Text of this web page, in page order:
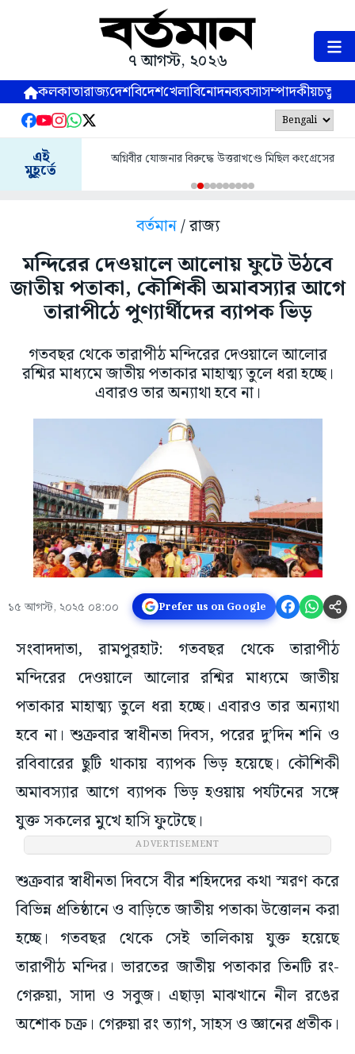
৭ আগস্ট, ২০২৬
কলকাতারাজ্যদেশবিদেশখেলাবিনোদনব্যবসাসম্পাদকীয়
এই
মুহূর্তে
অগ্নিবীর যোজনার বিরুদ্ধে উত্তরাখণ্ডে মিছিল কংগ্রেসের
বর্তমান/ রাজ্য
মন্দিরের দেওয়ালে আলোয় ফুটে উঠবে
জাতীয় পতাকা, কৌশিকী অমাবস্যার আগে
তারাপীঠে পুণ্যার্থীদের ব্যাপক ভিড়
গতবছর থেকে তারাপীঠ মন্দিরের দেওয়ালে আলোর
রশ্মির মাধ্যমে জাতীয় পতাকার মাহাত্ম্য তুলে ধরা হচ্ছে।
এবারও তার অন্যাথা হবে না।
১৫ আগস্ট, ২০২৫ ০৪:০০ Prefer us on Google
সংবাদদাতা, রামপুরহাট: গতবছর থেকে তারাপীঠ
মন্দিরের দেওয়ালে আলোর রশ্মির মাধ্যমে জাতীয়
পতাকার মাহাত্ম্য তুলে ধরা হচ্ছে। এবারও তার অন্যাথা
হবে না। শুক্রবার স্বাধীনতা দিবস, পরের দু’দিন শনি ও
রবিবারের ছুটি থাকায় ব্যাপক ভিড় হয়েছে। কৌশিকী
অমাবস্যার আগে ব্যাপক ভিড় হওয়ায় পর্যটনের সঙ্গে
যুক্ত সকলের মুখে হাসি ফুটেছে।
ADVERTISEMENT
শুক্রবার স্বাধীনতা দিবসে বীর শহিদদের কথা স্মরণ করে
বিভিন্ন প্রতিষ্ঠানে ও বাড়িতে জাতীয় পতাকা উত্তোলন করা
হচ্ছে। গতবছর থেকে সেই তালিকায় যুক্ত হয়েছে
তারাপীঠ মন্দির। ভারতের জাতীয় পতাকার তিনটি রং-
গেরুয়া, সাদা ও সবুজ। এছাড়া মাঝখানে নীল রঙের
অশোক চক্র। গেরুয়া রং ত্যাগ, সাহস ও জ্ঞানের প্রতীক।